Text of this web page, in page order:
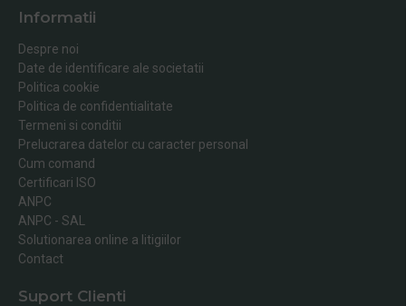
Informatii
Despre noi
Date de identificare ale societatii
Politica cookie
Politica de confidentialitate
Termeni si conditii
Prelucrarea datelor cu caracter personal
Cum comand
Certificari ISO
ANPC
ANPC - SAL
Solutionarea online a litigiilor
Contact
Suport Clienti